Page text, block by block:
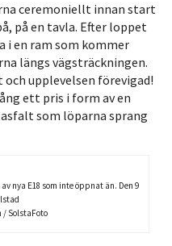
ceremoniellt innan start
på en tavla. Efter loppet
i en ram som kommer
längs vägsträckningen.
upplevelsen förevigad!
ett pris i form av en
som löparna sprang
nya E18 som inte öppnat än. Den 9
/ SolstaFoto